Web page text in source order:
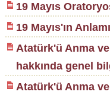
19 Mayıs
19 Mayıs'ın
Atatürk'ü Anma
hakkında genel
Atatürk'ü Anma